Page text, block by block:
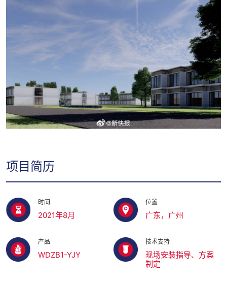
项目简历
时间
2021年8月
位置
广东，广州
产品
WDZB1-YJY
技术支持
现场安装指导、方案
制定